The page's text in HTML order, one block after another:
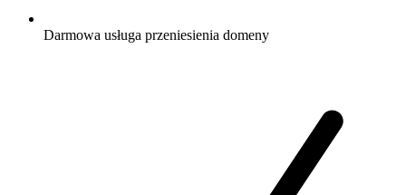
Darmowa usługa przeniesienia domeny